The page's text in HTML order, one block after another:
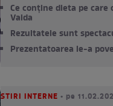
Ce conține dieta pe care
Vaida
Rezultatele sunt
Prezentatoarea le-a
STIRI INTERNE • pe